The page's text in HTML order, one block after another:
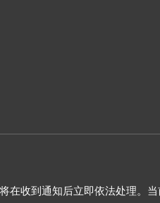
在收到通知后立即依法处理。